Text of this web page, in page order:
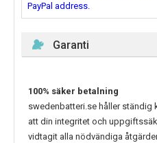
PayPal address.
Garanti
100% säker betalning
swedenbatteri.se håller ständig
att din integritet och
vidtagit alla nödvändiga